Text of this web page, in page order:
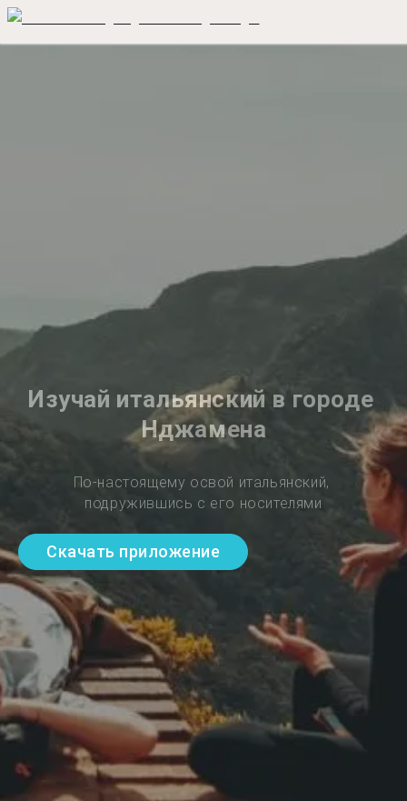
Изучай итальянский в городе
Нджамена
По-настоящему освой итальянский,
подружившись с его носителями
Скачать приложение